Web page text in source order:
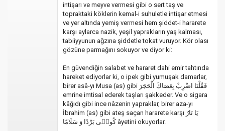
intişarı ve meyve vermesi gibi o sert taş ve
topraktaki köklerin kemal-i suhuletle intişar etmesi
ve yer altında yemiş vermesi hem şiddet-i hararete
karşı aylarca nazik, yeşil yaprakların yaş kalması,
tabiiyyunun ağzına şiddetle tokat vuruyor. Kör olası
gözüne parmağını sokuyor ve diyor ki:
En güvendiğin salabet ve hararet dahi emir tahtında
hareket ediyorlar ki, o ipek gibi yumuşak damarlar,
birer asâ-yı Musa (as) gibi فَقُلْنَا اضْرِبْ بِعَصَاكَ الْحَجَرَ
emrine imtisal ederek taşları şakkeder. Ve o sigara
kâğıdı gibi ince nâzenin yapraklar, birer aza-yı
İbrahim (as) gibi ateş saçan hararete karşı يَا نَارُ
كُونٖى بَرْدًا وَ سَلَامًا âyetini okuyorlar.